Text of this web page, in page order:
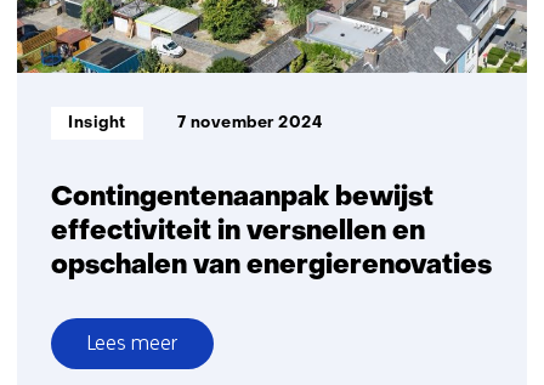
te
versnellen
Contingentenaanpak bewijst
effectiviteit in versnellen en
opschalen van energierenovaties
Informatietype:
Insight 7 november 2024
Lees meer
over